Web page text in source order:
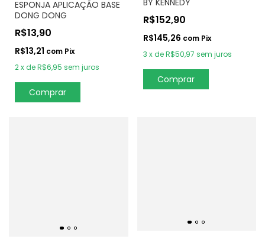
ESPONJA APLICAÇÃO BASE
DONG DONG
R$13,90
R$13,21 com Pix
2xdeR$6,95 sem juros
Comprar
BY KENNEDY
R$152,90
R$145,26 com Pix
3 xdeR$50,97 sem juros